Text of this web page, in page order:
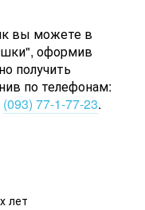
вы можете в
оформив
получить
по телефонам:
(093) 77-1-77-23.
лет